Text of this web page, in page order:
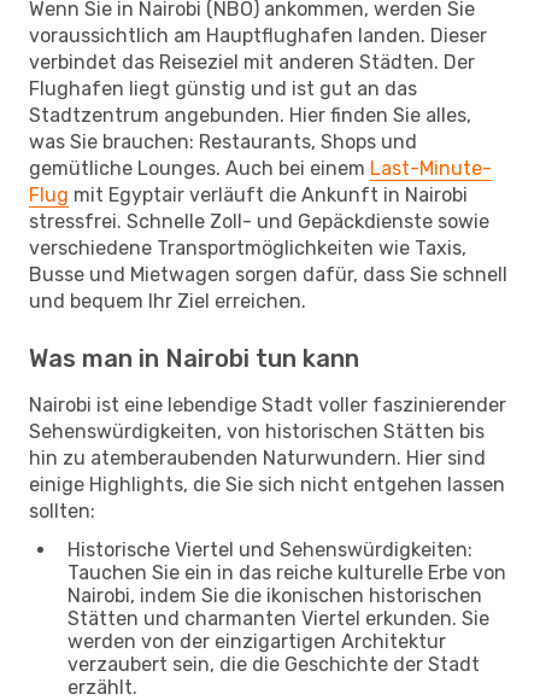
Wenn Sie in Nairobi (NBO) ankommen, werden Sie
voraussichtlich am Hauptflughafen landen. Dieser
verbindet das Reiseziel mit anderen Städten. Der
Flughafen liegt günstig und ist gut an das
Stadtzentrum angebunden. Hier finden Sie alles,
was Sie brauchen: Restaurants, Shops und
gemütliche Lounges. Auch bei einem Last-Minute-
Flug mit Egyptair verläuft die Ankunft in Nairobi
stressfrei. Schnelle Zoll- und Gepäckdienste sowie
verschiedene Transportmöglichkeiten wie Taxis,
Busse und Mietwagen sorgen dafür, dass Sie schnell
und bequem Ihr Ziel erreichen.
Was man in Nairobi tun kann
Nairobi ist eine lebendige Stadt voller faszinierender
Sehenswürdigkeiten, von historischen Stätten bis
hin zu atemberaubenden Naturwundern. Hier sind
einige Highlights, die Sie sich nicht entgehen lassen
sollten:
Historische Viertel und Sehenswürdigkeiten:
Tauchen Sie ein in das reiche kulturelle Erbe von
Nairobi, indem Sie die ikonischen historischen
Stätten und charmanten Viertel erkunden. Sie
werden von der einzigartigen Architektur
verzaubert sein, die die Geschichte der Stadt
erzählt.